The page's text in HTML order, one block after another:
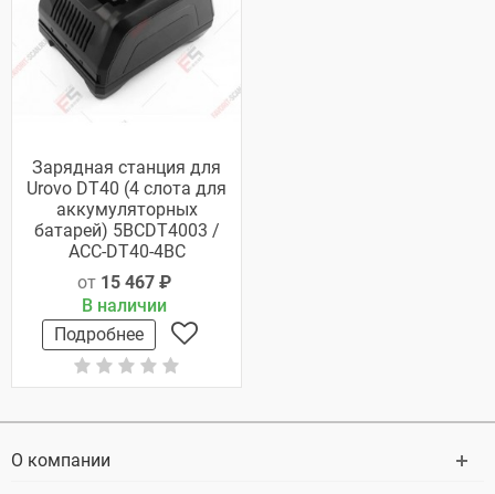
Зарядная станция для
Urovo DT40 (4 слота для
аккумуляторных
батарей) 5BCDT4003 /
ACC-DT40-4BC
от 15 467 ₽
В наличии
Подробнее
О компании